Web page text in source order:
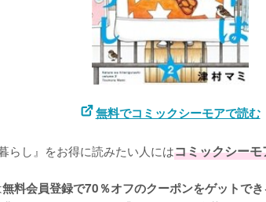
無料でコミックシーモアで読む
らし』をお得に読みたい人にはコミックシーモ
無料会員登録で70％オフのクーポンをゲットでき